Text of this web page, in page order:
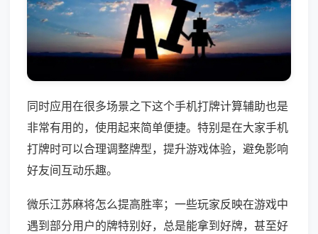
同时应用在很多场景之下这个手机打牌计算辅助也是
非常有用的，使用起来简单便捷。特别是在大家手机
打牌时可以合理调整牌型，提升游戏体验，避免影响
好友间互动乐趣。
微乐江苏麻将怎么提高胜率；一些玩家反映在游戏中
遇到部分用户的牌特别好，总是能拿到好牌，甚至好